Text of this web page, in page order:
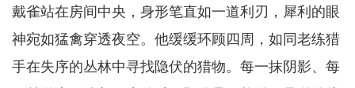
戴雀站在房间中央，身形笔直如一道利刃，犀利的眼
神宛如猛禽穿透夜空。他缓缓环顾四周，如同老练猎
手在失序的丛林中寻找隐伏的猎物。每一抹阴影、每